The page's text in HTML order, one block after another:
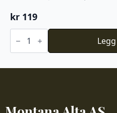
kr 119
Du
Store
Faerytale